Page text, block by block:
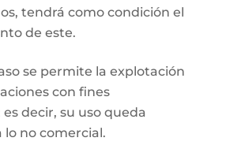
tendrá como condición el
de este.
se permite la explotación
con fines
decir, su uso queda
no comercial.